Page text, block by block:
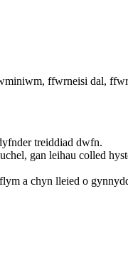
ffwrneisi dal,
treiddiad dwfn.
gan leihau colled
a chyn lleied o